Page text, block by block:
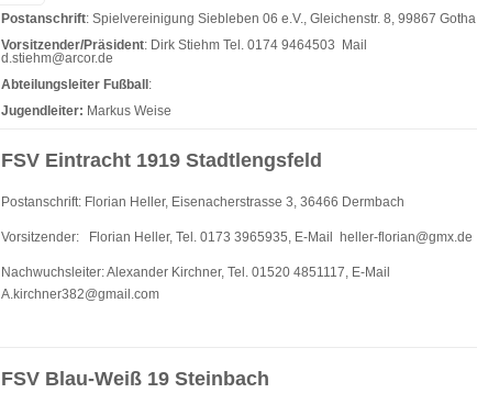
Postanschrift: Spielvereinigung Siebleben 06 e.V., Gleichenstr. 8, 99867 Gotha
Vorsitzender/Präsident: Dirk Stiehm Tel. 0174 9464503 Mail
d.stiehm@arcor.de
Abteilungsleiter Fußball :
Jugendleiter: Markus Weise
FSV Eintracht 1919 Stadtlengsfeld
Postanschrift: Florian Heller, Eisenacherstrasse 3, 36466 Dermbach
Vorsitzender: Florian Heller, Tel. 0173 3965935, E-Mail heller-florian@gmx.de
Nachwuchsleiter: Alexander Kirchner, Tel. 01520 4851117, E-Mail
A.kirchner382@gmail.com
FSV Blau-Weiß 19 Steinbach